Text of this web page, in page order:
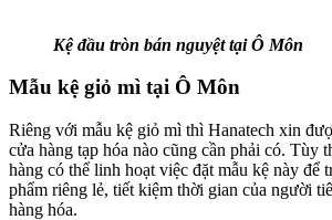
Kệ đầu tròn bán nguyệt tại Ô Môn
Mẫu kệ giỏ mì tại Ô Môn
Riêng với mẫu kệ giỏ mì thì Hanatech xin
cửa hàng tạp hóa nào cũng cần phải có. Tùy
hàng có thể linh hoạt việc đặt mẫu kệ này để
phẩm riêng lẻ, tiết kiệm thời gian của người
hàng hóa.